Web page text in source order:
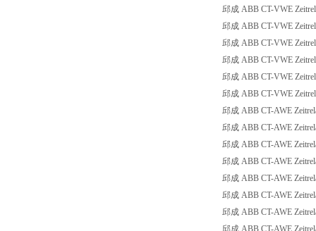
邱成 ABB CT-VWE
邱成 ABB CT-VWE
邱成 ABB CT-VWE
邱成 ABB CT-VWE
邱成 ABB CT-VWE
邱成 ABB CT-VWE
邱成 ABB CT-AWE
邱成 ABB CT-AWE
邱成 ABB CT-AWE
邱成 ABB CT-AWE
邱成 ABB CT-AWE
邱成 ABB CT-AWE
邱成 ABB CT-AWE
邱成 ABB CT-AWE